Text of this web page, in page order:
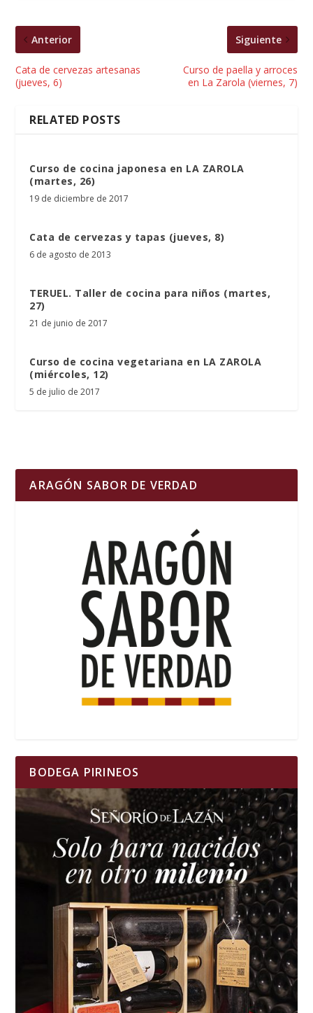
Anterior
Cata de cervezas artesanas
(jueves, 6)
Siguiente
Curso de paella y arroces
en La Zarola (viernes, 7)
RELATED POSTS
Curso de cocina japonesa en LA ZAROLA
(martes, 26)
19 de diciembre de 2017
Cata de cervezas y tapas (jueves, 8)
6 de agosto de 2013
TERUEL. Taller de cocina para niños (martes,
27)
21 de junio de 2017
Curso de cocina vegetariana en LA ZAROLA
(miércoles, 12)
5 de julio de 2017
ARAGÓN SABOR DE VERDAD
BODEGA PIRINEOS